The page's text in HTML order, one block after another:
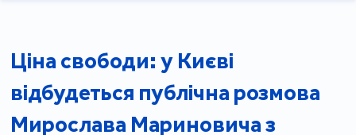
Ціна свободи: у Києві
відбудеться публічна розмова
Мирослава Мариновича з